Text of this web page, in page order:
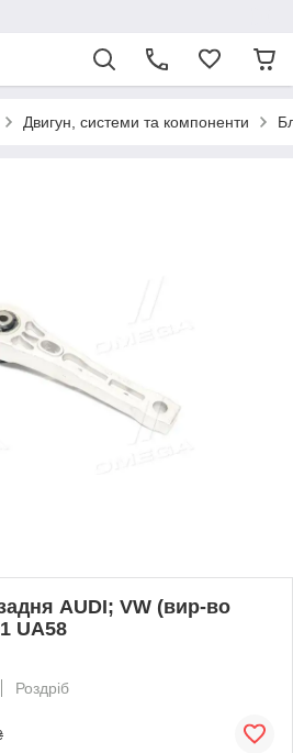
Двигун, системи та компоненти
AUDI; VW (вир-во
UA58
Роздріб